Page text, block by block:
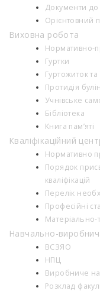
Документи до
Орієнтовний
Виховна робота
Нормативно-
Гуртки
Гуртожиток та
Протидія
Учнівське
Бібліотека
Книга пам’яті
Кваліфікаційний
Нормативно
Порядок
кваліфікацій
Перелік
Професійні
Матеріально-
Навчально-
ВСЗЯО
НПЦ
Виробниче
Розклад